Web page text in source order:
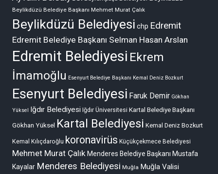
Beylikdüzü Belediye Başkanı Mehmet Murat Çalık
Beylikdüzü Belediyesi chp Edremit
Edremit Belediye Başkanı Selman Hasan Arslan
Edremit Belediyesi Ekrem
İmamoğlu Esenyurt Belediye Başkanı Kemal Deniz Bozkurt
Esenyurt Belediyesi Faruk Demir Gökhan
Yüksel Iğdır Belediyesi Iğdır Üniversitesi Kartal Belediye Başkanı
Gökhan Yüksel Kartal Belediyesi Kemal Deniz Bozkurt
Kemal Kılıçdaroğlu koronavirüs Küçükçekmece Belediyesi
Mehmet Murat Çalık Menderes Belediye Başkanı Mustafa
Kayalar Menderes Belediyesi Muğla Muğla Valisi